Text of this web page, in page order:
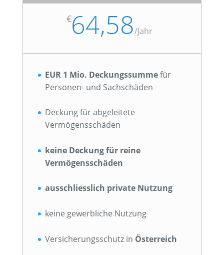
€64,58/Jahr
EUR 1 Mio. Deckungssummefür
Personen- und Sachschäden
Deckung für abgeleitete
Vermögensschäden
keine Deckung für reine
Vermögensschäden
ausschliesslich private Nutzung
keine gewerbliche Nutzung
Versicherungsschutz in Österreich